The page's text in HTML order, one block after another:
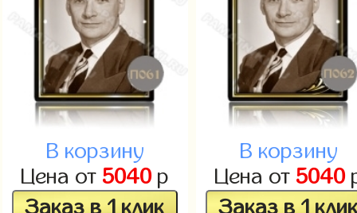
В корзину
Цена от 5040р
Заказ в 1 клик
В корзину
Цена от 5040
Заказ в 1